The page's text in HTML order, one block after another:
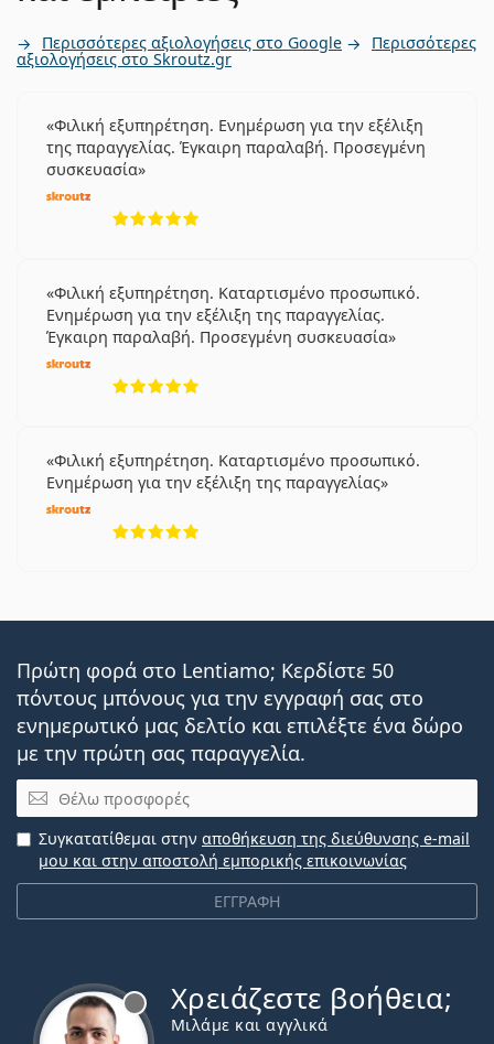
Περισσότερες αξιολογήσεις στο Google Περισσότερες
αξιολογήσεις στο Skroutz.gr
Φιλική εξυπηρέτηση. Ενημέρωση για την εξέλιξη
της παραγγελίας. Έγκαιρη παραλαβή. Προσεγμένη
συσκευασία
Φιλική εξυπηρέτηση. Καταρτισμένο προσωπικό.
Ενημέρωση για την εξέλιξη της παραγγελίας.
Έγκαιρη παραλαβή. Προσεγμένη συσκευασία
Φιλική εξυπηρέτηση. Καταρτισμένο προσωπικό.
Ενημέρωση για την εξέλιξη της παραγγελίας
Πρώτη φορά στο Lentiamo; Κερδίστε 50
πόντους μπόνους για την εγγραφή σας στο
ενημερωτικό μας δελτίο και επιλέξτε ένα δώρο
με την πρώτη σας παραγγελία.
Email
ΕΓΓΡΑΦΗ
Συγκατατίθεμαι στην αποθήκευση της διεύθυνσης e-mail
μου και στην αποστολή εμπορικής επικοινωνίας
Χρειάζεστε βοήθεια;
Μιλάμε και αγγλικά